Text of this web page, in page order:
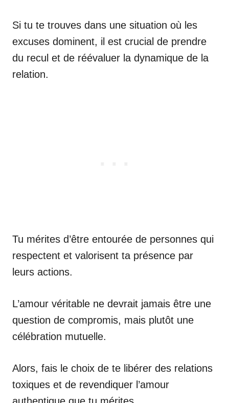
Si tu te trouves dans une situation où les
excuses dominent, il est crucial de prendre
du recul et de réévaluer la dynamique de la
relation.
Tu mérites d’être entourée de personnes qui
respectent et valorisent ta présence par
leurs actions.
L’amour véritable ne devrait jamais être une
question de compromis, mais plutôt une
célébration mutuelle.
Alors, fais le choix de te libérer des relations
toxiques et de revendiquer l’amour